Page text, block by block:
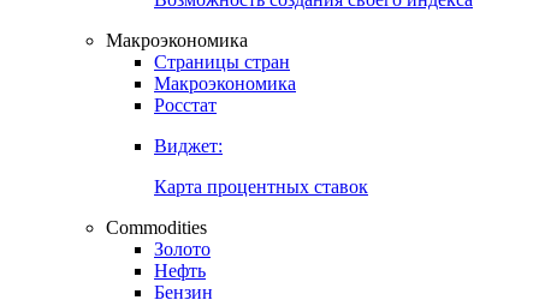
Создать индекс
Возможность создания своего индекса
Страницы стран
Росстат
Виджет:
Карта процентных ставок